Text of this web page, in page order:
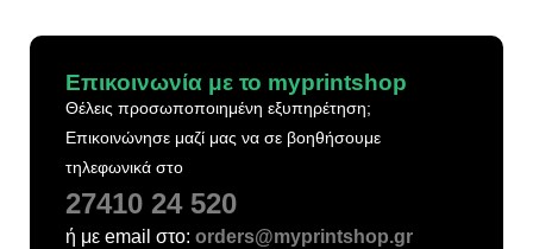
Επικοινωνία με το myprintshop
Θέλεις προσωποποιημένη εξυπηρέτηση;
Επικοινώνησε μαζί μας να σε βοηθήσουμε
τηλεφωνικά στο
27410 24 520
ή με email στο: orders@myprintshop.gr